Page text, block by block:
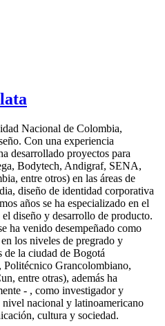
Nacional de Colombia,
Con una experiencia
desarrollado proyectos para
Bodytech, Andigraf, SENA,
entre otros) en las áreas de
diseño de identidad corporativa
años se ha especializado en el
diseño y desarrollo de producto.
ha venido desempeñado como
los niveles de pregrado y
de la ciudad de Bogotá
Grancolombiano,
entre otras), además ha
- , como investigador y
nivel nacional y latinoamericano
cultura y sociedad.